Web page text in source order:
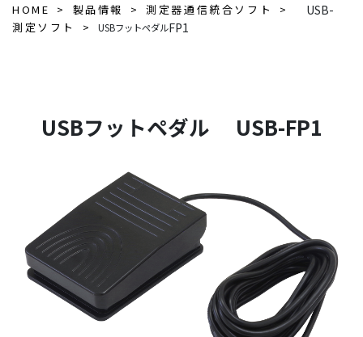
HOME 製品情報
測定器通信統合ソフト
測定ソフト
USBフットペダル
USB-
FP1
USBフットペダル USB-FP1